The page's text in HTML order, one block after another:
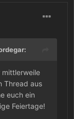
:
mittlerweile
Thread aus
euch ein
Feiertage!